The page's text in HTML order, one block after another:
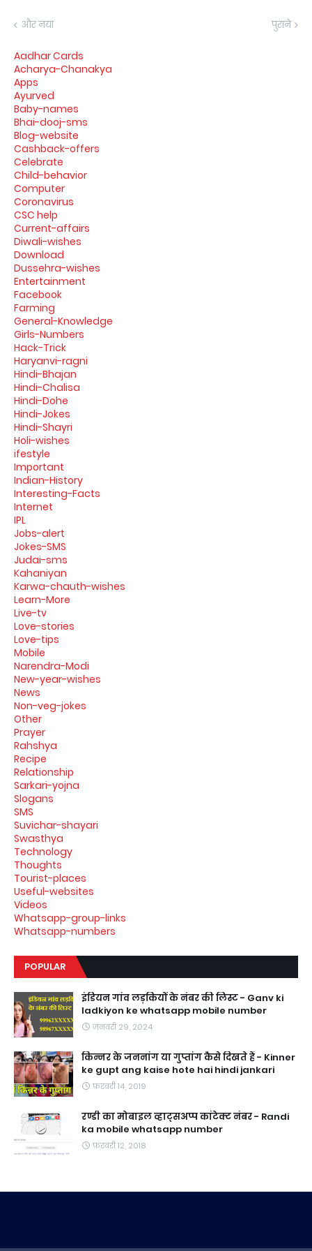
और नया पुराने
Aadhar Cards
Acharya-Chanakya
Apps
Ayurved
Baby-names
Bhai-dooj-sms
Blog-website
Cashback-offers
Celebrate
Child-behavior
Computer
Coronavirus
CSC help
Current-affairs
Diwali-wishes
Download
Dussehra-wishes
Entertainment
Facebook
Farming
General-Knowledge
Girls-Numbers
Hack-Trick
Haryanvi-ragni
Hindi-Bhajan
Hindi-Chalisa
Hindi-Dohe
Hindi-Jokes
Hindi-Shayri
Holi-wishes
ifestyle
Important
Indian-History
Interesting-Facts
Internet
IPL
Jobs-alert
Jokes-SMS
Judai-sms
Kahaniyan
Karwa-chauth-wishes
Learn-More
Live-tv
Love-stories
Love-tips
Mobile
Narendra-Modi
New-year-wishes
News
Non-veg-jokes
Other
Prayer
Rahshya
Recipe
Relationship
Sarkari-yojna
Slogans
SMS
Suvichar-shayari
Swasthya
Technology
Thoughts
Tourist-places
Useful-websites
Videos
Whatsapp-group-links
Whatsapp-numbers
POPULAR
इंडियन गांव लड़कियों के नंबर की लिस्ट - Ganv ki
ladkiyon ke whatsapp mobile number
जनवरी 29, 2024
किन्नर के जननांग या गुप्तांग कैसे दिखते हैं - Kinner
ke gupt ang kaise hote hai hindi jankari
फ़रवरी 14, 2019
रण्डी का मोबाइल व्हाट्सअप्प कांटेक्ट नंबर - Randi
ka mobile whatsapp number
फ़रवरी 12, 2018